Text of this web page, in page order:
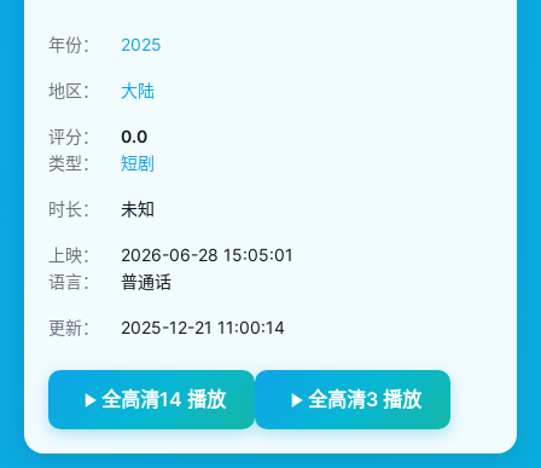
年份： 2025
地区： 大陆
评分：
0.0
类型：
短剧
时长： 未知
上映：
2026-06-28 15:05:01
语言：
普通话
更新： 2025-12-21 11:00:14
全高清14 播放 全高清3 播放